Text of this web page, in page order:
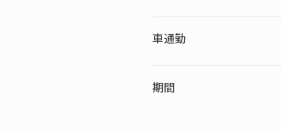
車通勤
期間